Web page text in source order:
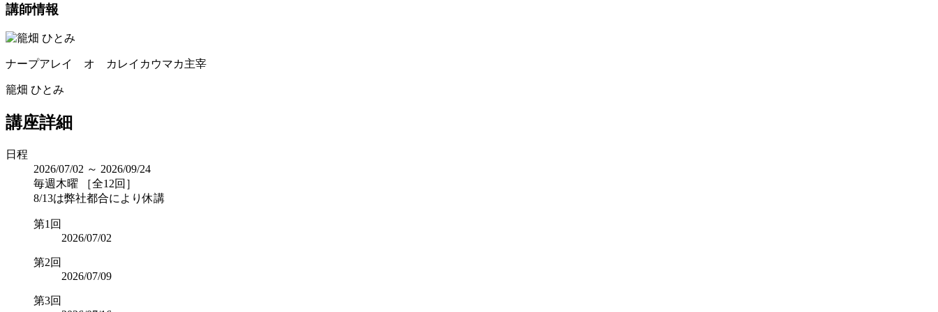
講師情報
ナープアレイ オ カレイカウマカ主宰
籠畑 ひとみ
講座詳細
日程
2026/07/02 ～ 2026/09/24
毎週木曜 ［全12回］
8/13は弊社都合により休講
第1回
2026/07/02
第2回
2026/07/09
第3回